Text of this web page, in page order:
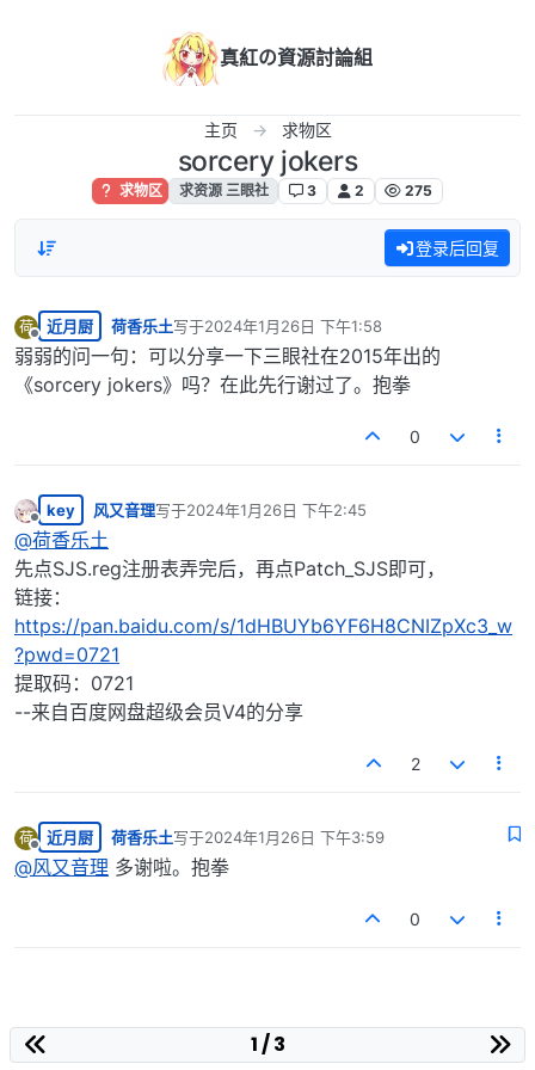
真紅の資源討論組
主页 求物区
sorcery jokers
求物区 求资源 三眼社 3 2 275
登录后回复
荷
离线
近月厨 荷香乐土写于2024年1月26日 下午1:58
最后由 编辑
弱弱的问一句：可以分享一下三眼社在2015年出的
《sorcery jokers》吗？在此先行谢过了。抱拳
0
离线
key 风又音理写于2024年1月26日 下午2:45
最后由 编辑
@荷香乐土
先点SJS.reg注册表弄完后，再点Patch_SJS即可，
链接：
https://pan.baidu.com/s/1dHBUYb6YF6H8CNIZpXc3_w
?pwd=0721
提取码：0721
--来自百度网盘超级会员V4的分享
2
荷
离线
近月厨 荷香乐土写于2024年1月26日 下午3:59
最后由 编辑
@风又音理 多谢啦。抱拳
0
1 / 3